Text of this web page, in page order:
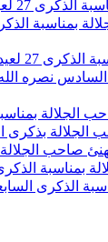
العرش المجيد.
المجيد
بذكرى 27 عيد
الجلالة
صاحب
الذكرى